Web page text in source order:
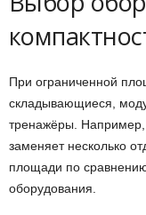
При ограниченной
складывающиеся,
тренажёры. Например,
заменяет несколько
площади по
оборудования.